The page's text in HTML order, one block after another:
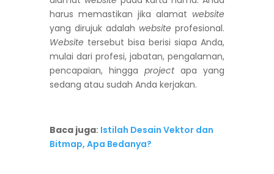
harus memastikan jika alamat website
yang dirujuk adalah website profesional.
Website tersebut bisa berisi siapa Anda,
mulai dari profesi, jabatan, pengalaman,
pencapaian, hingga projectapa yang
sedang atau sudah Anda kerjakan.
Baca juga: Istilah Desain Vektor dan
Bitmap, Apa Bedanya?